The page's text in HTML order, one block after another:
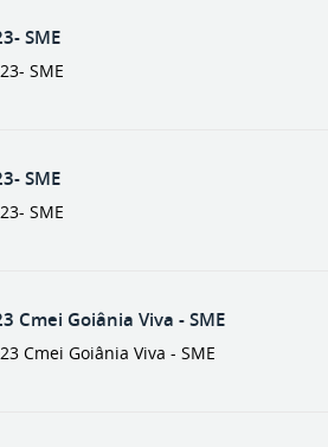
SME
SME
SME
SME
Cmei Goiânia Viva - SME
Cmei Goiânia Viva - SME